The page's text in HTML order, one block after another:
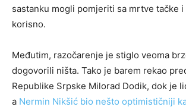
sastanku mogli pomjeriti sa mrtve tačke
korisno.
Međutim, razočarenje je stiglo veoma
dogovorili ništa. Tako je barem rekao
Republike Srpske Milorad Dodik, dok je
a Nermin Nikšić bio nešto optimističniji